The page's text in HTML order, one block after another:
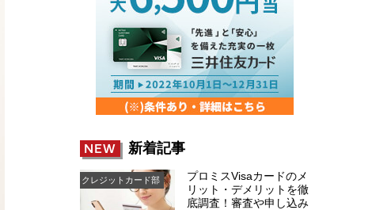
NEW 新着記事
クレジットカード部
プロミスVisaカードのメ
リット・デメリットを徹
底調査！審査や申し込み